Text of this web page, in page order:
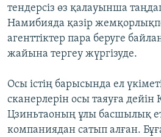
тендерсіз өз қалауынша
Намибияда қазір
агенттіктер пара беруге
жайына тергеу жүргізуде.
Осы істің барысында ел үкіметі
сканерлерін осы таяуға
Цзиньтаоның ұлы басшылық
компаниядан сатып алған.